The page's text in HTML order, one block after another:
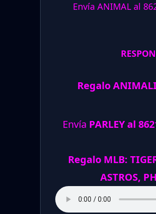
Envía ANIMAL al
Regalo
Envía PARLEY al
Regalo MLB:
ASTROS,